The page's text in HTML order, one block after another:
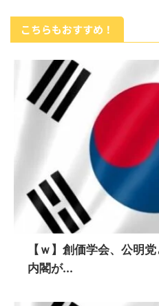
こちらもおすすめ！
【ｗ】創価学会、公明
内閣が...